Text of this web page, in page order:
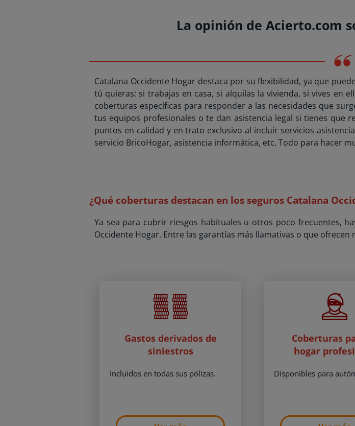
La opinión de Acierto.com
Catalana Occidente Hogar destaca por su flexibilidad, ya que
tú quieras: si trabajas en casa, si alquilas la vivienda, si vives en
coberturas específicas para responder a las necesidades que
tus equipos profesionales o te dan asistencia legal si tienes que
puntos en calidad y en trato exclusivo al incluir servicios
servicio BricoHogar, asistencia informática, etc. Todo para hacer
¿Qué coberturas destacan en los seguros Catalana
Ya sea para cubrir riesgos habituales u otros poco frecuentes,
Occidente Hogar. Entre las garantías más llamativas o que
Gastos derivados de
siniestros
Incluidos en todas sus pólizas.
Coberturas
hogar
Disponibles para